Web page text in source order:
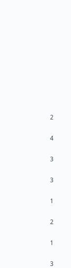
2
4
3
3
1
2
1
3